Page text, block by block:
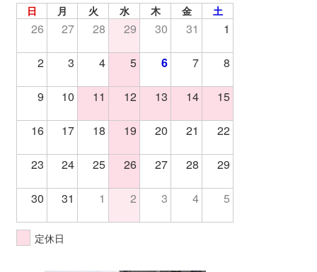
日 月 火 水 木 金 土
26 27 28 29 30 31 1
2 3 4 5 6 7 8
9 10 11 12 13 14 15
16 17 18 19 20 21 22
23 24 25 26 27 28 29
30 31 1 2 3 4 5
定休日